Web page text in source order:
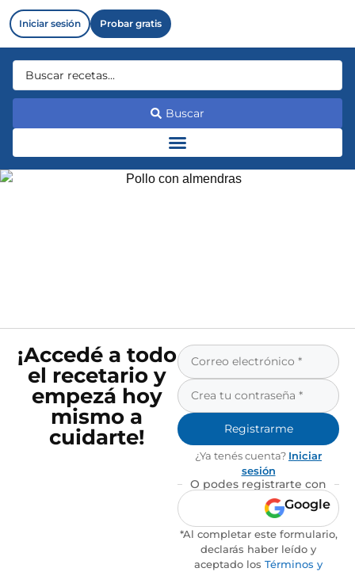
Iniciar sesión Probar gratis
Buscar
¡Accedé a todo
el recetario y
empezá hoy
mismo a
cuidarte!
Registrarme
¿Ya tenés cuenta? Iniciar
sesión
O podes registrarte con
Google
*Al completar este formulario,
declarás haber leído y
aceptado los Términos y